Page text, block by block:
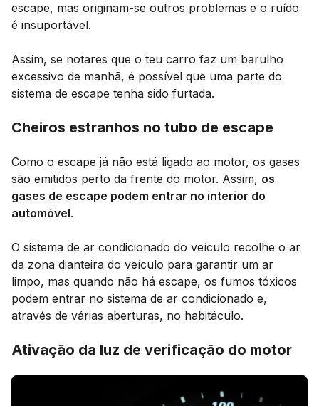
escape, mas originam-se outros problemas e o ruído
é insuportável.
Assim, se notares que o teu carro faz um barulho
excessivo de manhã, é possível que uma parte do
sistema de escape tenha sido furtada.
Cheiros estranhos no tubo de escape
Como o escape já não está ligado ao motor, os gases
são emitidos perto da frente do motor. Assim, os
gases de escape podem entrar no interior do
automóvel.
O sistema de ar condicionado do veículo recolhe o ar
da zona dianteira do veículo para garantir um ar
limpo, mas quando não há escape, os fumos tóxicos
podem entrar no sistema de ar condicionado e,
através de várias aberturas, no habitáculo.
Ativação da luz de verificação do motor